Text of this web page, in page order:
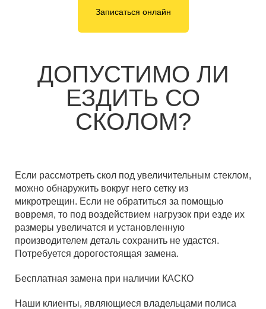
Записаться онлайн
ДОПУСТИМО ЛИ
ЕЗДИТЬ СО
СКОЛОМ?
Если рассмотреть скол под увеличительным стеклом,
можно обнаружить вокруг него сетку из
микротрещин. Если не обратиться за помощью
вовремя, то под воздействием нагрузок при езде их
размеры увеличатся и установленную
производителем деталь сохранить не удастся.
Потребуется дорогостоящая замена.
Бесплатная замена при наличии КАСКО
Наши клиенты, являющиеся владельцами полиса